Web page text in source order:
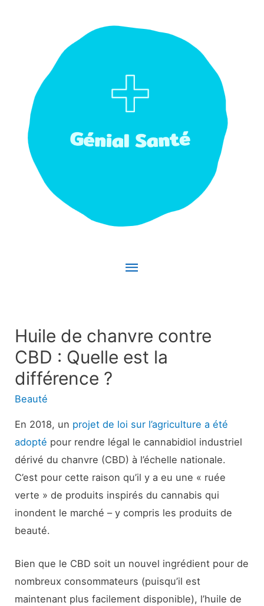
Menu
Huile de chanvre contre
CBD : Quelle est la
différence ?
Beauté
En 2018, un projet de loi sur l’agriculture a été
adopté pour rendre légal le cannabidiol industriel
dérivé du chanvre (CBD) à l’échelle nationale.
C’est pour cette raison qu’il y a eu une « ruée
verte » de produits inspirés du cannabis qui
inondent le marché – y compris les produits de
beauté.
Bien que le CBD soit un nouvel ingrédient pour de
nombreux consommateurs (puisqu’il est
maintenant plus facilement disponible), l’huile de